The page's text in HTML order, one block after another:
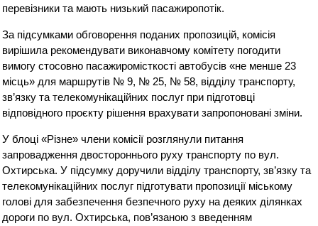
перевізники та мають низький пасажиропотік.
За підсумками обговорення поданих пропозицій, комісія
вирішила рекомендувати виконавчому комітету погодити
вимогу стосовно пасажиромісткості автобусів «не менше 23
місць» для маршрутів № 9, № 25, № 58, відділу транспорту,
зв’язку та телекомунікаційних послуг при підготовці
відповідного проєкту рішення врахувати запропоновані зміни.
У блоці «Різне» члени комісії розглянули питання
запровадження двостороннього руху транспорту по вул.
Охтирська. У підсумку доручили відділу транспорту, зв’язку та
телекомунікаційних послуг підготувати пропозиції міському
голові для забезпечення безпечного руху на деяких ділянках
дороги по вул. Охтирська, пов’язаною з введенням